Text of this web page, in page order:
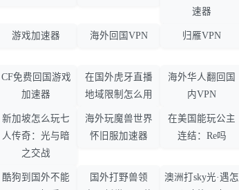
速器
游戏加速器 海外回国VPN 归雁VPN
CF免费回国游戏
加速器
在国外虎牙直播
地域限制怎么用
海外华人翻回国
内VPN
新加坡怎么玩七
人传奇：光与暗
之交战
海外玩魔兽世界
怀旧服加速器
在美国能玩公主
连结：Re吗
酷狗到国外不能
国外打野兽领
澳洲打sky光·遇怎